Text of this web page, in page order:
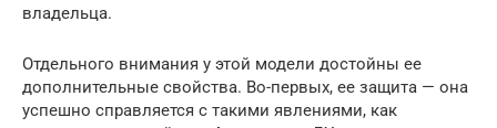
владельца.
Отдельного внимания у этой модели достойны ее
дополнительные свойства. Во-первых, ее защита — она
успешно справляется с такими явлениями, как